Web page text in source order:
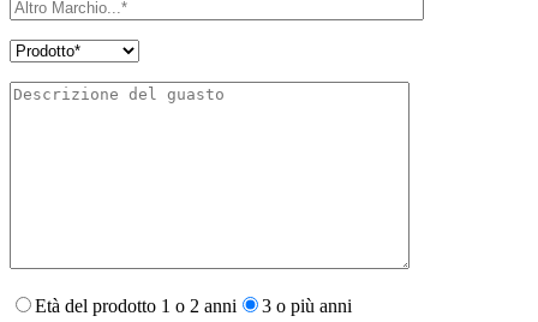
Età del prodotto 1 o 2 anni 3 o più anni